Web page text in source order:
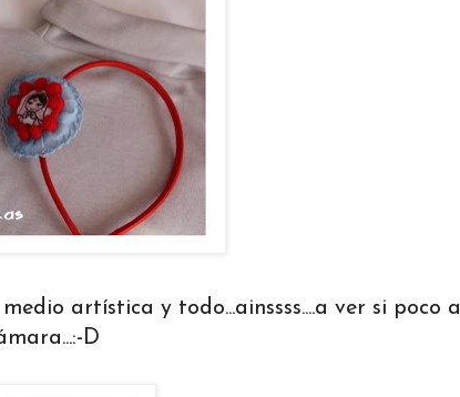
artística y todo...ainssss....a ver si poco a
D